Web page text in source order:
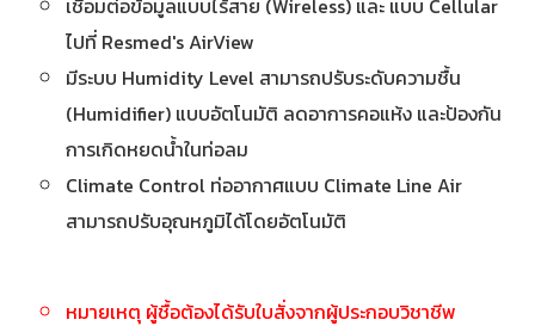
เชื่อมต่อข้อมูลแบบไร้สาย (Wireless) และ แบบ Cellular
ไปที่ Resmed's AirView
มีระบบ Humidity Level สามารถปรับระดับความชื้น
(Humidifier) แบบอัตโนมัติ ลดอาการคอแห้ง และป้องกัน
การเกิดหยดน้ำในท่อลม
Climate Control ท่ออากาศแบบ Climate Line Air
สามารถปรับอุณหภูมิได้โดยอัตโนมัติ
หมายเหตุ ผู้ชื้อต้องได้รับใบสั่งจากผู้ประกอบวิชาชีพ